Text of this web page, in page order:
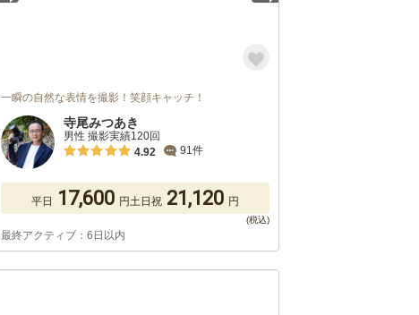
一瞬の自然な表情を撮影！笑顔キャッチ！
寺尾みつあき
男性 撮影実績120回
4.92
91件
平日 17,600 円土日祝 21,120 円
最終アクティブ：6日以内